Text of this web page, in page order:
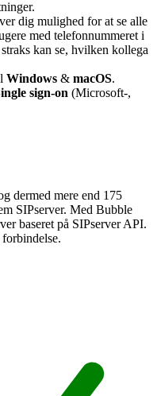
dig mulighed for at se alle
med telefonnummeret i
kan se, hvilken kollega
Windows & macOS.
sign-on (Microsoft-,
dermed mere end 175
SIPserver. Med Bubble
baseret på SIPserver API.